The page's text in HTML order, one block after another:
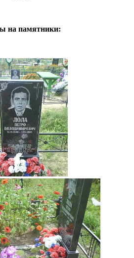
на памятники: